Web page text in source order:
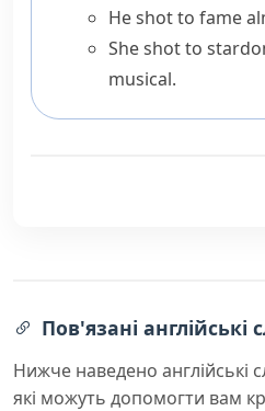
He shot to fame
She shot to
musical.
Пов'язані англійські
Нижче наведено англійські
які можуть допомогти вам